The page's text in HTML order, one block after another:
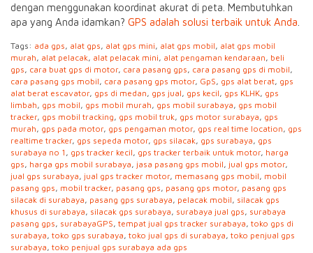
dengan menggunakan koordinat akurat di peta. Membutuhkan
apa yang Anda idamkan? GPS adalah solusi terbaik untuk Anda
Tags: ada gps, alat gps, alat gps mini, alat gps mobil, alat gps mobil
murah, alat pelacak, alat pelacak mini, alat pengaman kendaraan, beli
gps, cara buat gps di motor, cara pasang gps, cara pasang gps di mobil,
cara pasang gps mobil, cara pasang gps motor, GpS, gps alat berat, gps
alat berat escavator, gps di medan, gps jual, gps kecil, gps KLHK, gps
limbah, gps mobil, gps mobil murah, gps mobil surabaya, gps mobil
tracker, gps mobil tracking, gps mobil truk, gps motor surabaya, gps
murah, gps pada motor, gps pengaman motor, gps real time location, gps
realtime tracker, gps sepeda motor, gps silacak, gps surabaya, gps
surabaya no 1 , gps tracker kecil, gps tracker terbaik untuk motor, harga
gps, harga gps mobil surabaya, jasa pasang gps mobil, jual gps motor,
jual gps surabaya, jual gps tracker motor, memasang gps mobil, mobil
pasang gps, mobil tracker, pasang gps, pasang gps motor, pasang gps
silacak di surabaya, pasang gps surabaya, pelacak mobil, silacak gps
khusus di surabaya, silacak gps surabaya, surabaya jual gps, surabaya
pasang gps, surabayaGPS, tempat jual gps tracker surabaya, toko gps di
surabaya, toko gps surabaya, toko jual gps di surabaya, toko penjual gps
surabaya, toko penjual gps surabaya ada gps